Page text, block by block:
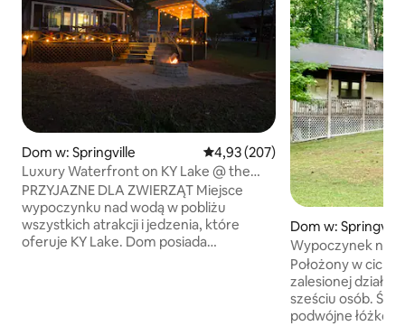
Dom w: Springville Średnia ocena: 4,93 na 5, liczba
4,93 (207)
Luxury Waterfront on KY Lake @ the
Petite Retreat
PRZYJAZNE DLA ZWIERZĄT Miejsce
wypoczynku nad wodą w pobliżu
wszystkich atrakcji i jedzenia, które
oferuje KY Lake. Dom posiada
Dom w: Springville
Wypoczynek nad
Położony w
zalesionej działce. Dwie sypialnie dla
sześciu osób.
podwójne łóżko i